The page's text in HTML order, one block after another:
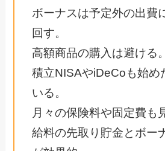
ボーナスは予定外の出費
回す。
高額商品の購入は避ける。
積立NISAやiDeCoも始め
いる。
月々の保険料や固定費も
給料の先取り貯金とボー